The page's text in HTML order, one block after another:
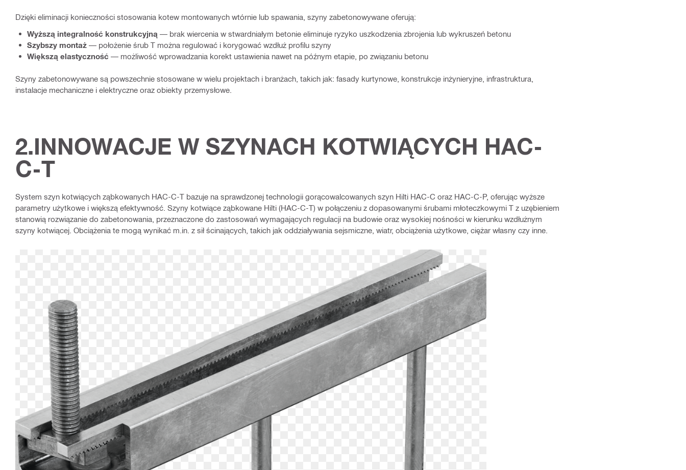
Dzięki eliminacji konieczności stosowania kotew montowanych wtórnie lub spawania, szyny zabetonowywane oferują:
Wyższą integralność konstrukcyjną — brak wiercenia w stwardniałym betonie eliminuje ryzyko uszkodzenia zbrojenia lub wykruszeń betonu
Szybszy montaż — położenie śrub T można regulować i korygować wzdłuż profilu szyny
Większą elastyczność — możliwość wprowadzania korekt ustawienia nawet na późnym etapie, po związaniu betonu
Szyny zabetonowywane są powszechnie stosowane w wielu projektach i branżach, takich jak: fasady kurtynowe, konstrukcje inżynieryjne, infrastruktura,
instalacje mechaniczne i elektryczne oraz obiekty przemysłowe.
2.INNOWACJE W SZYNACH KOTWIĄCYCH HAC-
C-T
System szyn kotwiących ząbkowanych HAC-C-T bazuje na sprawdzonej technologii gorącowalcowanych szyn Hilti HAC-C oraz HAC-C-P, oferując wyższe
parametry użytkowe i większą efektywność. Szyny kotwiące ząbkowane Hilti (HAC-C-T) w połączeniu z dopasowanymi śrubami młoteczkowymi T z uzębieniem
stanowią rozwiązanie do zabetonowania, przeznaczone do zastosowań wymagających regulacji na budowie oraz wysokiej nośności w kierunku wzdłużnym
szyny kotwiącej. Obciążenia te mogą wynikać m.in. z sił ścinających, takich jak oddziaływania sejsmiczne, wiatr, obciążenia użytkowe, ciężar własny czy inne.